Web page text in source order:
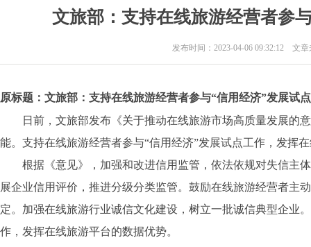
文旅部：支持在线旅游经营者参
发布时间：2023-04-06 09:32:12 文章
原标题：文旅部：支持在线旅游经营者参与“信用经济”发展试
日前，文旅部发布《关于推动在线旅游市场高质量发展的
能。支持在线旅游经营者参与“信用经济”发展试点工作，发挥
根据《意见》，加强和改进信用监管，依法依规对失信主
展企业信用评价，推进分级分类监管。鼓励在线旅游经营者主
定。加强在线旅游行业诚信文化建设，树立一批诚信典型企业
作，发挥在线旅游平台的数据优势。